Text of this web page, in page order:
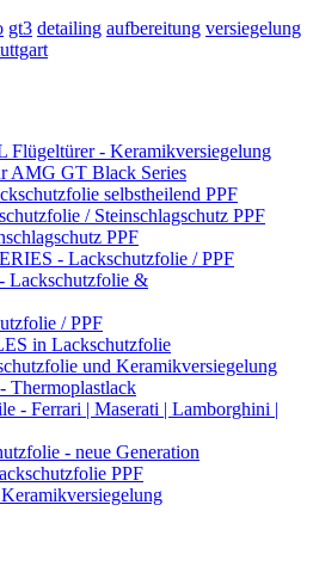
gt3 detailing aufbereitung versiegelung
Flügeltürer - Keramikversiegelung
AMG GT Black Series
selbstheilend PPF
/ Steinschlagschutz PPF
PPF
- Lackschutzfolie / PPF
Lackschutzfolie &
/ PPF
in Lackschutzfolie
und Keramikversiegelung
Thermoplastlack
- Ferrari | Maserati | Lamborghini |
- neue Generation
PPF